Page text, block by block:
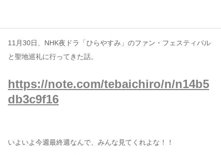
11月30日、NHK夜ドラ「ひらやすみ」のファン・フェスティバル
と聖地巡礼に行ってきた話。
https://note.com/tebaichiro/n/n14b5
db3c9f16
いよいよ今週最終週なんで、みんな見てくれよな！！
コンテンツ
このサイトについて
お問い合わせ